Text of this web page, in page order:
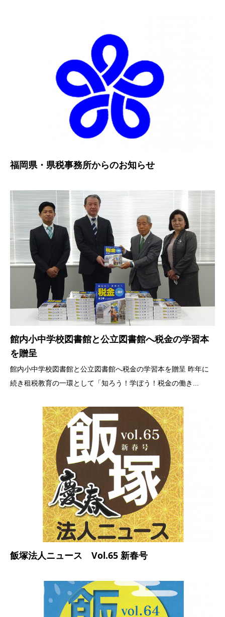
福岡県・県税事務所からのお知らせ
館内小中学校図書館と公立図書館へ税金の学習本
を贈呈
館内小中学校図書館と公立図書館へ税金の学習本を贈呈 昨年に
続き租税教育の一環として「知ろう！学ぼう！税金の働き...
飯塚法人ニュース Vol.65 新春号